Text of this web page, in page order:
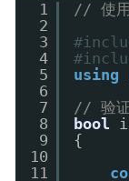
1
2
3
4
5
6
7
8
9
10
11
// 使用
using
// 验证
bool
{